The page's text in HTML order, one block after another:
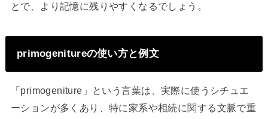
とで、より記憶に残りやすくなるでしょう。
primogenitureの使い方と例文
「primogeniture」という言葉は、実際に使うシチュエ
ーションが多くあり、特に家系や相続に関する文脈で重